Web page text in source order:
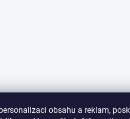
obsahu a reklam,